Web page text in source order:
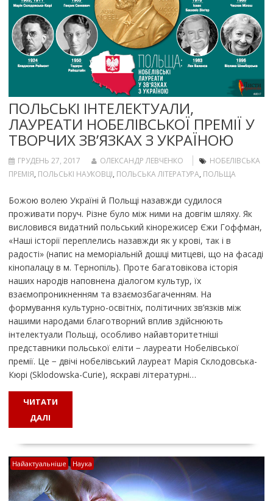
ПОЛЬСЬКІ ІНТЕЛЕКТУАЛИ,
ЛАУРЕАТИ НОБЕЛІВСЬКОЇ ПРЕМІЇ У
ТВОРЧИХ ЗВ’ЯЗКАХ З УКРАЇНОЮ
ГРУДЕНЬ 27, 2017 ОЛЕКСАНДР ЛЕВЧЕНКО
НОБЕЛІВСЬКА
ПРЕМІЯ, ПОЛЬСЬКІ НАУКОВЦІ, ПОЛЬСЬКА ЛІТЕРАТУРА, ПОЛЬЩА
Божою волею Україні й Польщі назавжди судилося
проживати поруч. Різне було між ними на довгім шляху. Як
висловився видатний польський кінорежисер Єжи Гоффман,
«Наші історії переплелись назавжди як у крові, так і в
радості» (напис на меморіальній дошці митцеві, що на фасаді
кінопалацу в м. Тернопіль). Проте багатовікова історія
наших народів наповнена діалогом культур, їх
взаємопроникненням та взаємозбагаченням. На
формування культурно-освітніх, політичних зв’язків між
нашими народами благотворний вплив здійснюють
інтелектуали Польщі, особливо найавторитетніші
представники польської еліти − лауреати Нобелівської
премії. Це − двічі нобелівський лауреат Марія Склодовська-
Кюрі (Sklodowska-Curie), яскраві літературні…
ЧИТАТИ
ДАЛІ
Найактуальніше Наука